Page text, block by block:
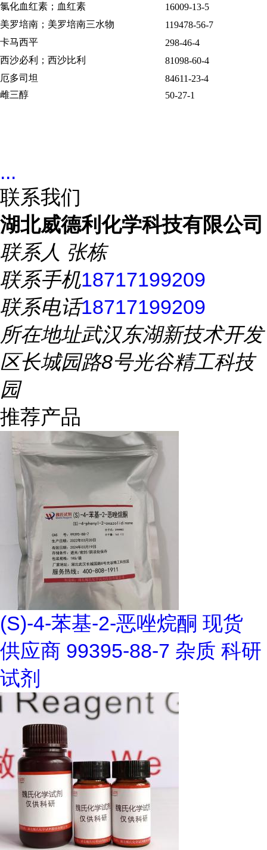
氯化血红素；血红素
16009-13-5
美罗培南；美罗培南三水物
119478-56-7
卡马西平
298-46-4
西沙必利；西沙比利
81098-60-4
厄多司坦
84611-23-4
雌三醇
50-27-1
...
联系我们
湖北威德利化学科技有限公司
联系人 张栋
联系手机18717199209
联系电话18717199209
所在地址武汉东湖新技术开发
区长城园路8号光谷精工科技
园
推荐产品
(S)-4-苯基-2-恶唑烷酮 现货
供应商 99395-88-7 杂质 科研
试剂